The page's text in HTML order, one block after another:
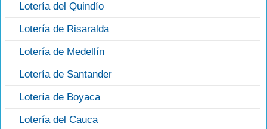
Lotería del Quindío
Lotería de Risaralda
Lotería de Medellín
Lotería de Santander
Lotería de Boyaca
Lotería del Cauca